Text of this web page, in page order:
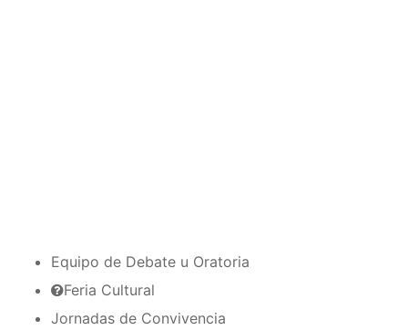
Equipo de Debate u Oratoria
Feria Cultural
Jornadas de Convivencia